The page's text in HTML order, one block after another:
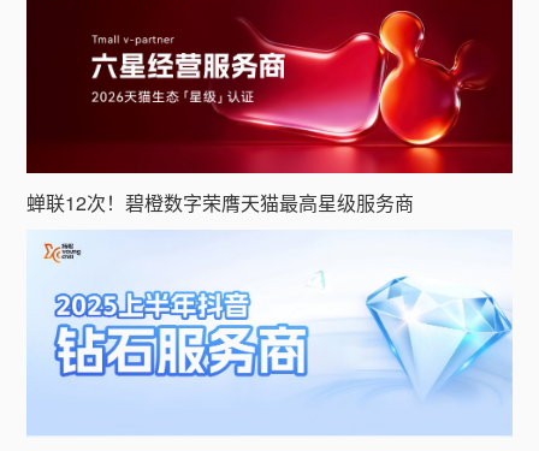
蝉联12次！碧橙数字荣膺天猫最高星级服务商